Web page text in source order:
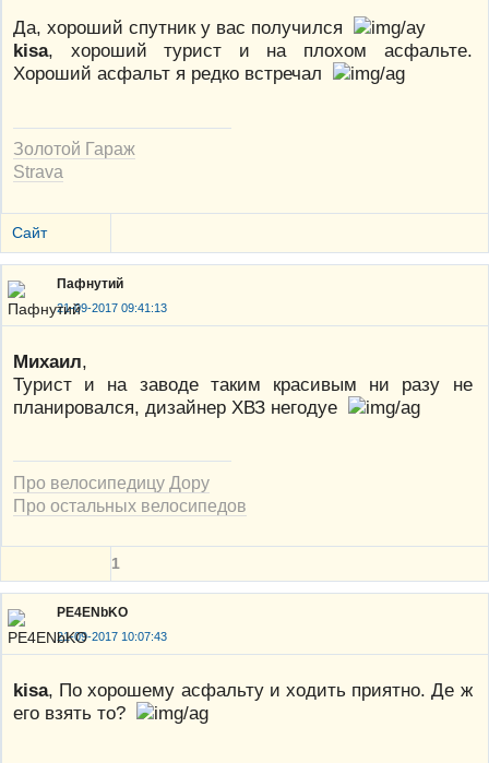
Да, хороший спутник у вас получился
kisa, хороший турист и на плохом асфальте.
Хороший асфальт я редко встречал
Золотой Гараж
Strava
Сайт
Пафнутий
21-09-2017 09:41:13
Михаил,
Турист и на заводе таким красивым ни разу не
планировался, дизайнер ХВЗ негодуе
Про велосипедицу Дору
Про остальных велосипедов
1
PE4ENbKO
21-09-2017 10:07:43
kisa, По хорошему асфальту и ходить приятно. Де ж
его взять то?